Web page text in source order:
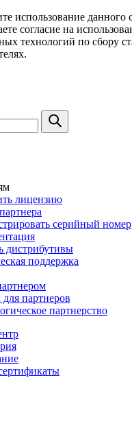
использование данного
согласие на
технологий по сбору
лицензию
серийный номер
дистрибутивы
поддержка
партнеров
партнерство